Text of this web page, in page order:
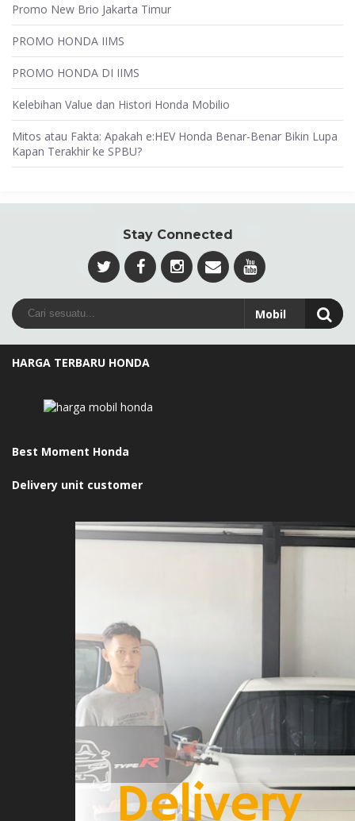
Promo New Brio Jakarta Timur
PROMO HONDA IIMS
PROMO HONDA DI IIMS
Kelebihan Value dan Histori Honda Mobilio
Mitos atau Fakta: Apakah e:HEV Honda Benar-Benar Bikin Lupa
Kapan Terakhir ke SPBU?
Stay Connected
HARGA TERBARU HONDA
Best Moment Honda
Delivery unit customer